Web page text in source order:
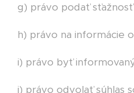
g) právo podať
h) právo na informácie
i) právo byť
j) právo odvolať súhlas